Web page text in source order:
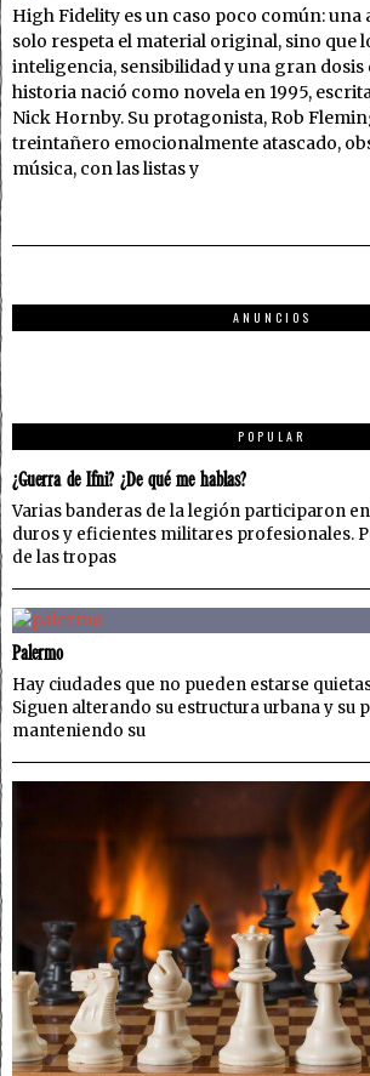
High Fidelity es un caso poco común: una
solo respeta el material original, sino que
inteligencia, sensibilidad y una gran dosis
historia nació como novela en 1995,
Nick Hornby. Su protagonista, Rob
treintañero emocionalmente atascado,
música, con las listas y
ANUNCIOS
POPULAR
¿Guerra de Ifni? ¿De qué me hablas?
Varias banderas de la legión participaron
duros y eficientes militares profesionales.
de las tropas
Palermo
Hay ciudades que no pueden estarse
Siguen alterando su estructura urbana y su
manteniendo su